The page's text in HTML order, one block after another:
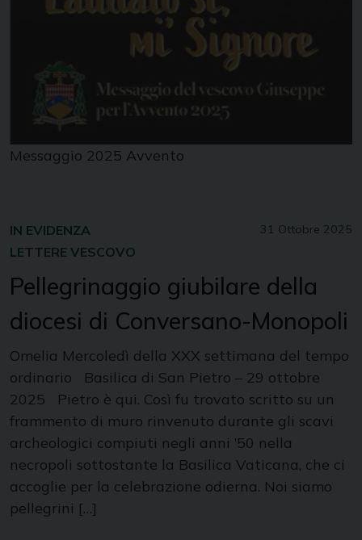
Messaggio 2025 Avvento
31 Ottobre 2025
IN EVIDENZA
LETTERE VESCOVO
Pellegrinaggio giubilare della
diocesi di Conversano-Monopoli
Omelia Mercoledì della XXX settimana del tempo
ordinario Basilica di San Pietro – 29 ottobre
2025 Pietro è qui. Così fu trovato scritto su un
frammento di muro rinvenuto durante gli scavi
archeologici compiuti negli anni ’50 nella
necropoli sottostante la Basilica Vaticana, che ci
accoglie per la celebrazione odierna. Noi siamo
pellegrini […]